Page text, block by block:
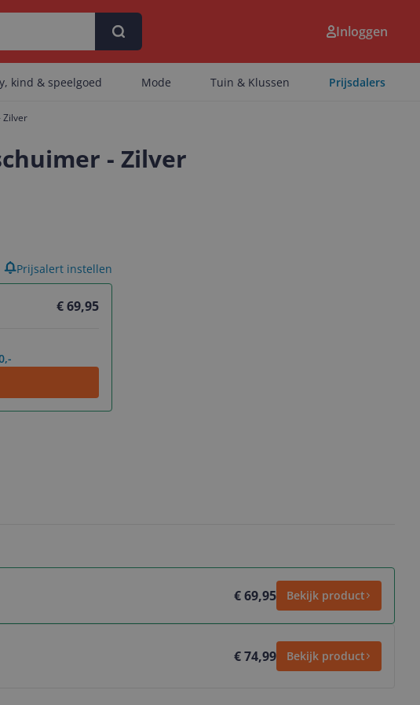
Inloggen
kind & speelgoed Mode Tuin & Klussen Prijsdalers
Zilver
- Zilver
€ 69,95
Prijsalert instellen
€ 69,95 Bekijk product
€ 74,99 Bekijk product